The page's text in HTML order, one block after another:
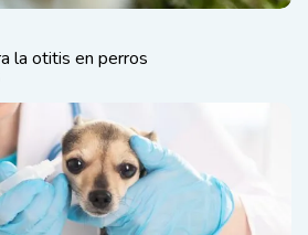
la otitis en perros